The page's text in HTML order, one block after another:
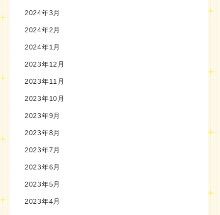
2024年3月
2024年2月
2024年1月
2023年12月
2023年11月
2023年10月
2023年9月
2023年8月
2023年7月
2023年6月
2023年5月
2023年4月